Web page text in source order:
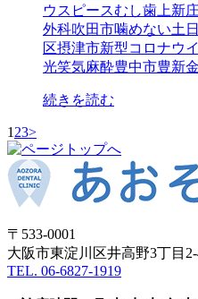
ウスピースむし歯 上新庄
外科吹田市噛めない土
区摂津市新型コロナウ
光笑気麻酔豊中市豊新
続きを読む
1 23>
〒533-0001
大阪市東淀川区井高野3丁目
TEL. 06-6827-1919